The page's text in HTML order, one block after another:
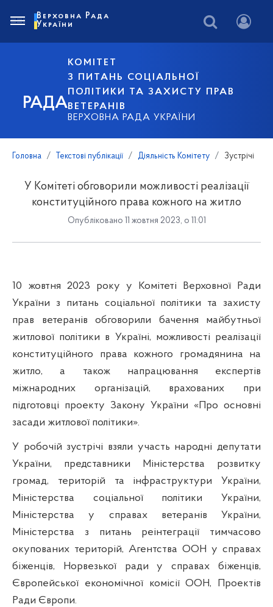
РАДА
КОМІТЕТ
З ПИТАНЬ СОЦІАЛЬНОЇ
ПОЛІТИКИ ТА ЗАХИСТУ ПРАВ
ВЕТЕРАНІВ
ВЕРХОВНА РАДА УКРАЇНИ
Верховна Рада
України
Головна Текстові публікації Діяльність Комітету Зустрічі
У Комітеті обговорили можливості реалізації
конституційного права кожного на житло
Опубліковано 11 жовтня 2023, о 11:01
10 жовтня 2023 року у Комітеті Верховної Ради
України з питань соціальної політики та захисту
прав ветеранів обговорили бачення майбутньої
житлової політики в Україні, можливості реалізації
конституційного права кожного громадянина на
житло, а також напрацювання експертів
міжнародних організацій, врахованих при
підготовці проекту Закону України «Про основні
засади житлової політики».
У робочій зустрічі взяли участь народні депутати
України, представники Міністерства розвитку
громад, територій та інфраструктури України,
Міністерства соціальної політики України,
Міністерства у справах ветеранів України,
Міністерства з питань реінтеграції тимчасово
окупованих територій, Агентства ООН у справах
біженців, Норвезької ради у справах біженців,
Європейської економічної комісії ООН,
Проектів
Ради Європи.